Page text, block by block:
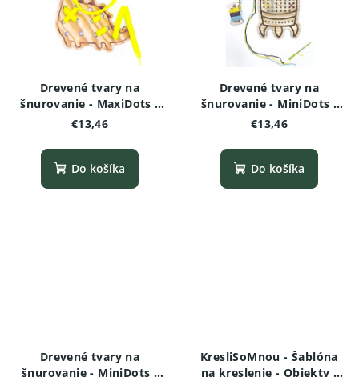
Drevené tvary na
šnurovanie - MaxiDots -
Dinosaurus
€13,46
Do košíka
Drevené tvary na
šnurovanie - MiniDots -
Raketa
€13,46
Do košíka
Drevené tvary na
šnurovanie - MiniDots -
KresliSoMnou - Šablóna
na kreslenie - Objekty -